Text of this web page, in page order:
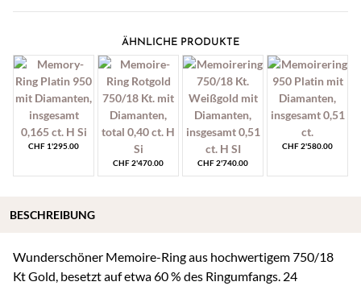
ÄHNLICHE PRODUKTE
CHF 1'295.00
CHF2'470.00 CHF2'740.00
CHF2'580.00
Wunderschöner Memoire-Ring aus hochwertigem 750/18
Kt Gold, besetzt auf etwa 60 % des Ringumfangs. 24
BESCHREIBUNG